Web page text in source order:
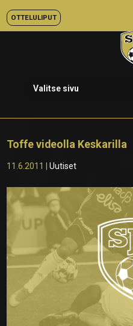
OTTELULIPUT
Valitse sivu
Toffe videolla Keskarilla
11.6.2011 |Uutiset